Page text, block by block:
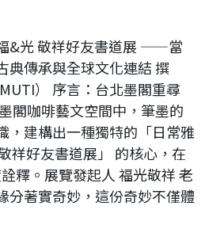
&光 敬祥好友書道展 ——當
典傳承與全球文化連結 撰
） 序言：台北墨閣重尋
閣咖啡藝文空間中，筆墨的
，建構出一種獨特的「日常雅
祥好友書道展」 的核心，在
釋。展覽發起人 福光敬祥 老
分著實奇妙，這份奇妙不僅體